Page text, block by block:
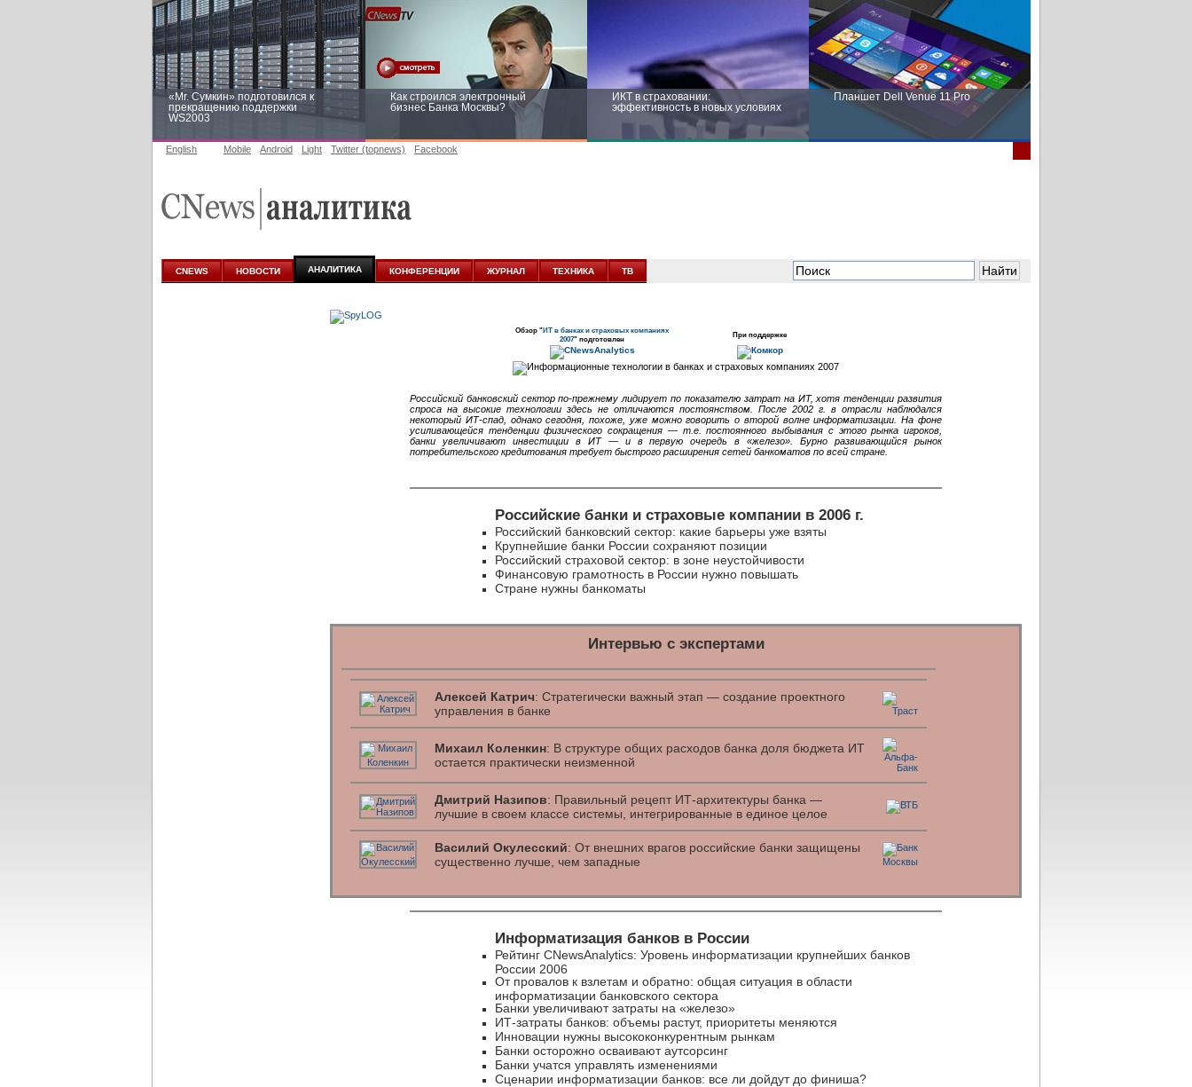
«Mr. Сумкин» подготовился к
прекращению поддержки
WS2003
Как строился электронный
бизнес Банка Москвы?
ИКТ в страховании:
эффективность в новых условиях
Планшет Dell Venue 11 Pro
аналитике
новых условиях
English Mobile Android Light Twitter (topnews) Facebook
CNEWS НОВОСТИ АНАЛИТИКА КОНФЕРЕНЦИИ ЖУРНАЛ ТЕХНИКА ТВ
Обзор "ИТ в банках и страховых компаниях
2007" подготовлен При поддержке
Российский банковский сектор по-прежнему лидирует по показателю затрат на ИТ, хотя тенденции развития
спроса на высокие технологии здесь не отличаются постоянством. После 2002 г. в отрасли наблюдался
некоторый ИТ-спад, однако сегодня, похоже, уже можно говорить о второй волне информатизации. На фоне
усиливающейся тенденции физического сокращения — т.е. постоянного выбывания с этого рынка игроков,
банки увеличивают инвестиции в ИТ — и в первую очередь в «железо». Бурно развивающийся рынок
потребительского кредитования требует быстрого расширения сетей банкоматов по всей стране.
Российские банки и страховые компании в 2006 г.
Российский банковский сектор: какие барьеры уже взяты
Крупнейшие банки России сохраняют позиции
Российский страховой сектор: в зоне неустойчивости
Финансовую грамотность в России нужно повышать
Стране нужны банкоматы
Интервью с экспертами
Алексей Катрич: Стратегически важный этап — создание проектного
управления в банке
Михаил Коленкин: В структуре общих расходов банка доля бюджета ИТ
остается практически неизменной
Дмитрий Назипов: Правильный рецепт ИТ-архитектуры банка —
лучшие в своем классе системы, интегрированные в единое целое
Василий Окулесский: От внешних врагов российские банки защищены
существенно лучше, чем западные
Информатизация банков в России
Рейтинг CNewsAnalytics: Уровень информатизации крупнейших банков
России 2006
От провалов к взлетам и обратно: общая ситуация в области
информатизации банковского сектора
Банки увеличивают затраты на «железо»
ИТ-затраты банков: объемы растут, приоритеты меняются
Инновации нужны высококонкурентным рынкам
Банки осторожно осваивают аутсорсинг
Банки учатся управлять изменениями
Сценарии информатизации банков: все ли дойдут до финиша?